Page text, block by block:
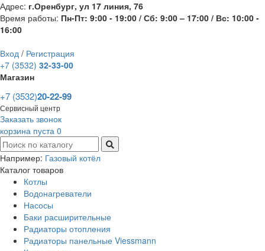
Адрес: г.Оренбург, ул 17 линия, 76
Время работы: Пн-Пт: 9:00 - 19:00 / Сб: 9:00 – 17:00 / Вс: 10:00 -
16:00
Вход / Регистрация
+7 (3532) 32-33-00
Магазин
+7 (3532)20-22-99
Сервисный центр
Заказать звонок
корзина пуста 0
Например: Газовый котёл
Каталог товаров
Котлы
Водонагреватели
Насосы
Баки расширительные
Радиаторы отопления
Радиаторы панельные Viessmann